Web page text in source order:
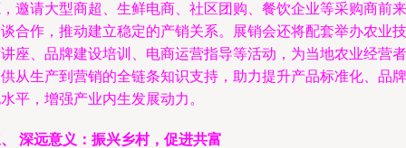
邀请大型商超、生鲜电商、社区团购、餐饮企业等采购商前来
合作，推动建立稳定的产销关系。展销会还将配套举办农业技
座、品牌建设培训、电商运营指导等活动，为当地农业经营者
从生产到营销的全链条知识支持，助力提升产品标准化、品牌
平，增强产业内生发展动力。
深远意义：振兴乡村，促进共富